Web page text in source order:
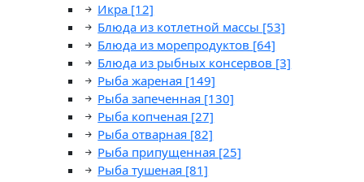
Икра [12]
Блюда из котлетной массы [53]
Блюда из морепродуктов [64]
Блюда из рыбных консервов [3]
Рыба жареная [149]
Рыба запеченная [130]
Рыба копченая [27]
Рыба отварная [82]
Рыба припущенная [25]
Рыба тушеная [81]